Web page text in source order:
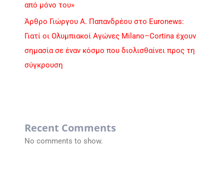
από μόνο του»
Άρθρο Γιώργου Α. Παπανδρέου στο Euronews:
Γιατί οι Ολυμπιακοί Αγώνες Milano–Cortina έχουν
σημασία σε έναν κόσμο που διολισθαίνει προς τη
σύγκρουση
Recent Comments
No comments to show.